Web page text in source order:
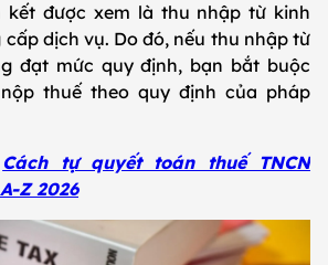
kết được xem là thu nhập từ kinh
dịch vụ. Do đó, nếu thu nhập từ
đạt mức quy định, bạn bắt buộc
thuế theo quy định của pháp
Cách tự quyết toán thuế TNCN
Z 2026